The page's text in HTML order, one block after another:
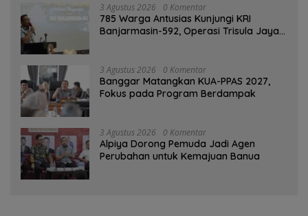
3 Agustus 2026 0 Komentar
785 Warga Antusias Kunjungi KRI
Banjarmasin-592, Operasi Trisula Jaya
3 Agustus 2026 0 Komentar
‎Banggar Matangkan KUA-PPAS 2027,
Fokus pada Program Berdampak
3 Agustus 2026 0 Komentar
‎Alpiya Dorong Pemuda Jadi Agen
Perubahan untuk Kemajuan Banua ‎